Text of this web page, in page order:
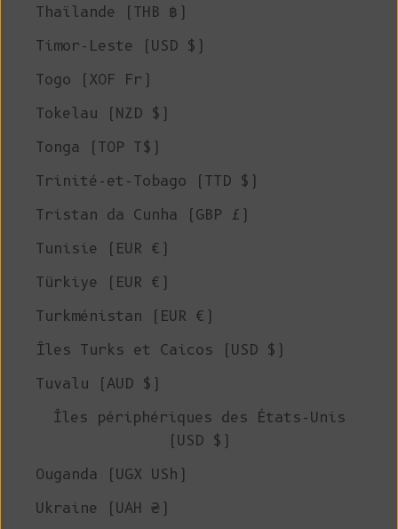
Thaïlande (THB ฿)
Timor-Leste (USD $)
Togo (XOF Fr)
Tokelau (NZD $)
Tonga (TOP T$)
Trinité-et-Tobago (TTD $)
Tristan da Cunha (GBP £)
Tunisie (EUR €)
Türkiye (EUR €)
Turkménistan (EUR €)
Îles Turks et Caicos (USD $)
Tuvalu (AUD $)
Îles périphériques des États-Unis
(USD $)
Ouganda (UGX USh)
Ukraine (UAH ₴)